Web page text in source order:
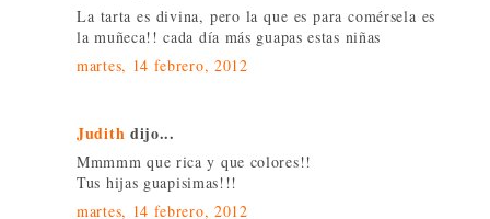
La tarta es divina, pero la que es para comérsela es
la muñeca!! cada día más guapas estas niñas
martes, 14 febrero, 2012
Judith dijo...
Mmmmm que rica y que colores!!
Tus hijas guapisimas!!!
martes, 14 febrero, 2012